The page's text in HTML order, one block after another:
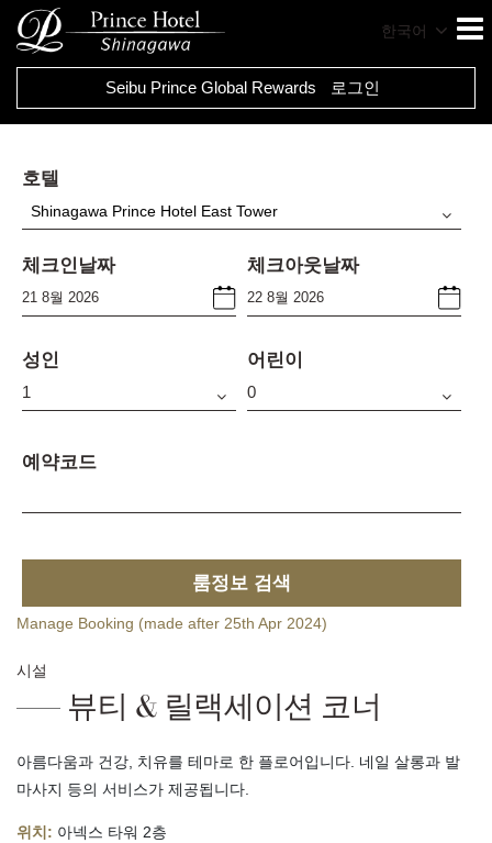
한국어
Seibu Prince Global Rewards 로그인
호텔
Shinagawa Prince Hotel East Tower
체크인날짜 체크아웃날짜
성인 어린이
예약코드
룸정보 검색
Manage Booking (made after 25th Apr 2024)
시설
뷰티 & 릴랙세이션 코너
아름다움과 건강, 치유를 테마로 한 플로어입니다. 네일 살롱과 발
마사지 등의 서비스가 제공됩니다.
위치: 아넥스 타워 2층